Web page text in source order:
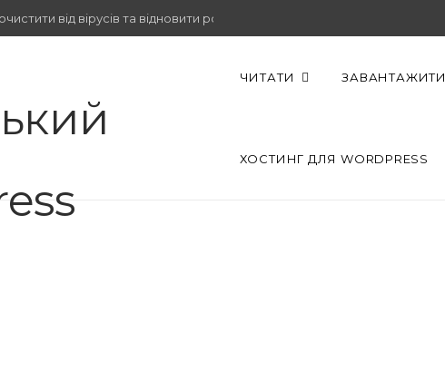
від вірусів та відновити роботу.
ЧИТАТИ ЗАВАНТАЖИТИ
ХОСТИНГ ДЛЯ WORDPRESS